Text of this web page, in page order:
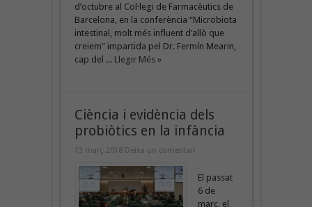
d’octubre al Col·legi de Farmacèutics de
Barcelona, en la conferència “Microbiota
intestinal, molt més influent d’allò que
creiem” impartida pel Dr. Fermín Mearin,
cap del ... Llegir Més »
Ciència i evidència dels
probiòtics en la infància
13 març 2018 Deixa un comentari
El passat
6 de
març, el